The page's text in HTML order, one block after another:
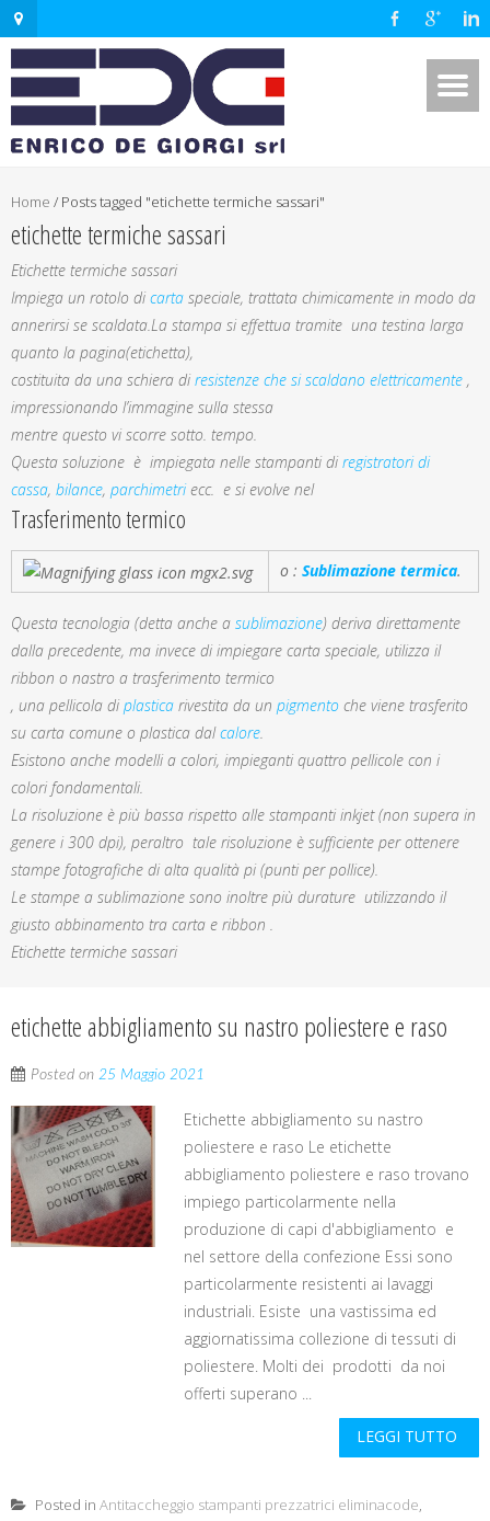
Home / Posts tagged "etichette termiche sassari"
etichette termiche sassari
Etichette termiche sassari
Impiega un rotolo di carta speciale, trattata chimicamente in modo da
annerirsi se scaldata.La stampa si effettua tramite una testina larga
quanto la pagina(etichetta),
costituita da una schiera di resistenze che si scaldano elettricamente ,
impressionando l’immagine sulla stessa
mentre questo vi scorre sotto. tempo.
Questa soluzione è impiegata nelle stampanti di registratori di
cassa, bilance, parchimetriecc. e si evolve nel
Trasferimento termico
o : Sublimazione termica.
Questa tecnologia (detta anche a sublimazione) deriva direttamente
dalla precedente, ma invece di impiegare carta speciale, utilizza il
ribbon o nastro a trasferimento termico
, una pellicola di plastica rivestita da un pigmento che viene trasferito
su carta comune o plastica dalcalore.
Esistono anche modelli a colori, impieganti quattro pellicole con i
colori fondamentali.
La risoluzione è più bassa rispetto alle stampanti inkjet (non supera in
genere i 300 dpi), peraltro tale risoluzione è sufficiente per ottenere
stampe fotografiche di alta qualità pi (punti per pollice).
Le stampe a sublimazione sono inoltre più durature utilizzando il
giusto abbinamento tra carta e ribbon .
Etichette termiche sassari
etichette abbigliamento su nastro poliestere e raso
Posted on 25 Maggio 2021
Etichette abbigliamento su nastro
poliestere e raso Le etichette
abbigliamento poliestere e raso trovano
impiego particolarmente nella
produzione di capi d'abbigliamento e
nel settore della confezione Essi sono
particolarmente resistenti ai lavaggi
industriali. Esiste una vastissima ed
aggiornatissima collezione di tessuti di
poliestere. Molti dei prodotti da noi
offerti superano ...
LEGGI TUTTO
Posted in Antitaccheggio stampanti prezzatrici eliminacode,